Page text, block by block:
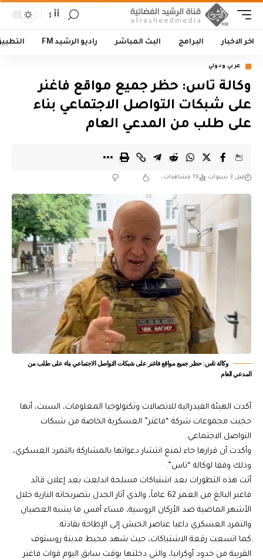
أأ
اخر الاخبار البرامج البث المباشر راديو الرشيد FM
عربي ودولي
وكالة تاس: حظر جميع مواقع فاغنر
على شبكات التواصل الاجتماعي بناء
على طلب من المدعي العام
قبل 3 سنوات 19 مشاهدات
وكالة تاس: حظر جميع مواقع فاغنر على شبكات التواصل الاجتماعي بناء على طلب من
المدعي العام
أكدت الهيئة الفيدرالية للاتصالات وتكنولوجيا المعلومات، السبت، أنها
حجبت مجموعات شركة “فاغنر” العسكرية الخاصة من شبكات
التواصل الاجتماعي.
وأكدت أن قرارها جاء لمنع انتشار دعواتها بالمشاركة بالتمرد العسكري،
وذلك وفقا لوكالة “تاس”.
أتت هذه التطورات بعد اشتباكات مسلحة اندلعت بعد إعلان قائد
فاغنر البالغ من العمر 62 عاماً، والذي أثار الجدل بتصريحاته النارية خلال
الأشهر الماضية ضد الأركان الروسية، مساء أمس ما يشبه العصيان
والتمرد العسكري داعيا عناصر الجيش إلى الإطاحة بقادته.
كما اتسعت رقعة الاشتباكات، حيث شهد محيط مدينة روستوف
القريبة من حدود أوكرانيا، والتي دخلتها بوقت سابق اليوم قوات فاغنر